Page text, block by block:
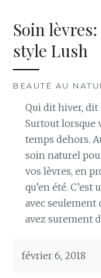
Soin
style Lush
BEAUTÉ AU
Qui dit hiver, dit
Surtout lorsque
temps dehors.
soin naturel
vos lèvres, en
qu’en été.
avec seulement
avez surement
février 6, 2018